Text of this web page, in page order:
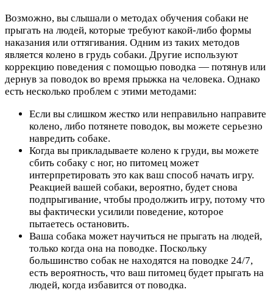
Возможно, вы слышали о методах обучения собаки не
прыгать на людей, которые требуют какой-либо формы
наказания или оттягивания. Одним из таких методов
является колено в грудь собаки. Другие используют
коррекцию поведения с помощью поводка — потянув или
дернув за поводок во время прыжка на человека. Однако
есть несколько проблем с этими методами:
Если вы слишком жестко или неправильно направите
колено, либо потянете поводок, вы можете серьезно
навредить собаке.
Когда вы прикладываете колено к груди, вы можете
сбить собаку с ног, но питомец может
интерпретировать это как ваш способ начать игру.
Реакцией вашей собаки, вероятно, будет снова
подпрыгивание, чтобы продолжить игру, потому что
вы фактически усилили поведение, которое
пытаетесь остановить.
Ваша собака может научиться не прыгать на людей,
только когда она на поводке. Поскольку
большинство собак не находятся на поводке 24/7,
есть вероятность, что ваш питомец будет прыгать на
людей, когда избавится от поводка.